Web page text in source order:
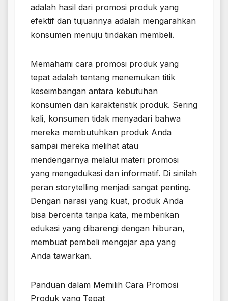
adalah hasil dari promosi produk yang
efektif dan tujuannya adalah mengarahkan
konsumen menuju tindakan membeli.
Memahami cara promosi produk yang
tepat adalah tentang menemukan titik
keseimbangan antara kebutuhan
konsumen dan karakteristik produk. Sering
kali, konsumen tidak menyadari bahwa
mereka membutuhkan produk Anda
sampai mereka melihat atau
mendengarnya melalui materi promosi
yang mengedukasi dan informatif. Di sinilah
peran storytelling menjadi sangat penting.
Dengan narasi yang kuat, produk Anda
bisa bercerita tanpa kata, memberikan
edukasi yang dibarengi dengan hiburan,
membuat pembeli mengejar apa yang
Anda tawarkan.
Panduan dalam Memilih Cara Promosi
Produk yang Tepat